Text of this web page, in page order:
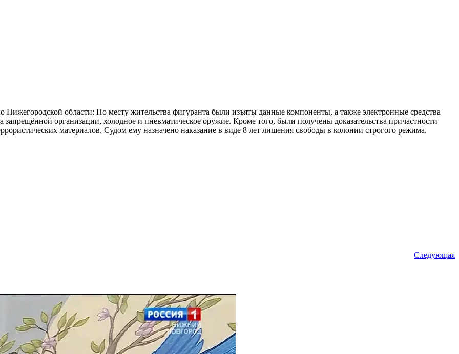
области: По месту жительства фигуранта были изъяты данные компоненты, а также электронные средства
организации, холодное и пневматическое оружие. Кроме того, были получены доказательства причастности
материалов. Судом ему назначено наказание в виде 8 лет лишения свободы в колонии строгого режима.
Следующая